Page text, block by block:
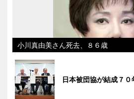
小川真由美さん死去、８６歳
日本被団協が結成７０